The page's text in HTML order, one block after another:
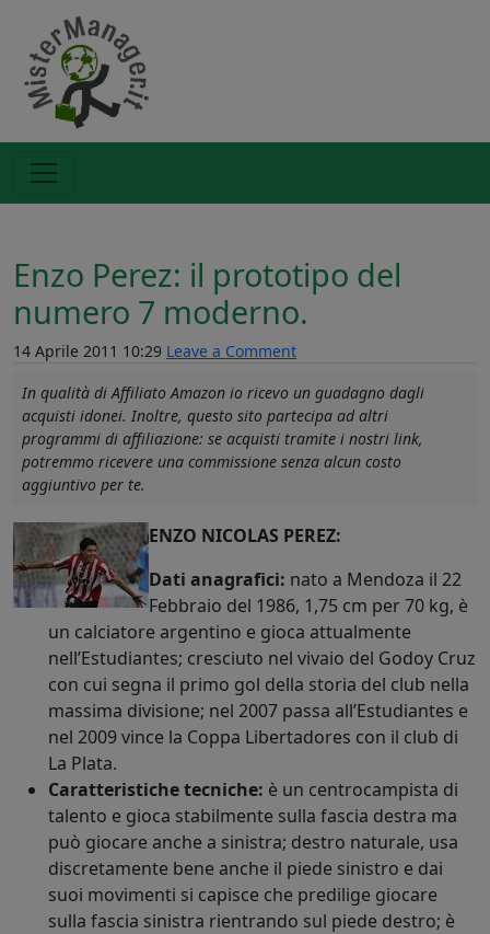
Enzo Perez: il prototipo del
numero 7 moderno.
14 Aprile 2011 10:29 Leave a Comment
In qualità di Affiliato Amazon io ricevo un guadagno dagli
acquisti idonei. Inoltre, questo sito partecipa ad altri
programmi di affiliazione: se acquisti tramite i nostri link,
potremmo ricevere una commissione senza alcun costo
aggiuntivo per te.
ENZO NICOLAS PEREZ:
Dati anagrafici: nato a Mendoza il 22
Febbraio del 1986, 1,75 cm per 70 kg, è
un calciatore argentino e gioca attualmente
nell’Estudiantes; cresciuto nel vivaio del Godoy Cruz
con cui segna il primo gol della storia del club nella
massima divisione; nel 2007 passa all’Estudiantes e
nel 2009 vince la Coppa Libertadores con il club di
La Plata.
Caratteristiche tecniche: è un centrocampista di
talento e gioca stabilmente sulla fascia destra ma
può giocare anche a sinistra; destro naturale, usa
discretamente bene anche il piede sinistro e dai
suoi movimenti si capisce che predilige giocare
sulla fascia sinistra rientrando sul piede destro; è